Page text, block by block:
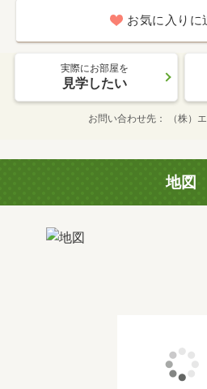
お気に入りに
実際にお部屋を
見学したい
お問い合わせ先 （株）
地図